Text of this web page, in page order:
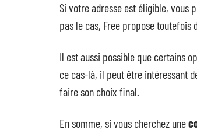
Si votre adresse est éligible, vous
pas le cas, Free propose toutefois
Il est aussi possible que certains
ce cas-là, il peut être intéressant
faire son choix final.
En somme, si vous cherchez une